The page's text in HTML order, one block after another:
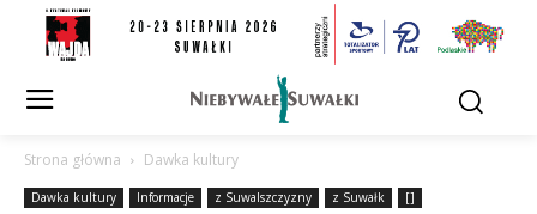
Strona główna Dawka kultury
Dawka kultury Informacje z Suwalszczyzny z Suwałk []